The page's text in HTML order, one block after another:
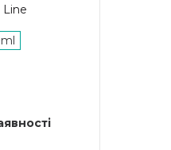
Line